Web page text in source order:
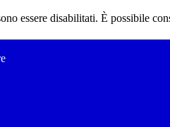
essere disabilitati. È possibile